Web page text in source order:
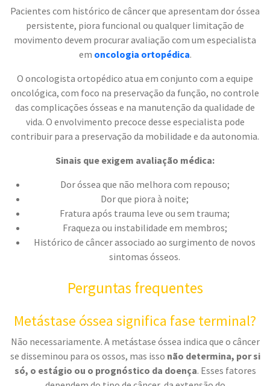
Pacientes com histórico de câncer que apresentam dor óssea
persistente, piora funcional ou qualquer limitação de
movimento devem procurar avaliação com um especialista
em oncologia ortopédica.
O oncologista ortopédico atua em conjunto com a equipe
oncológica, com foco na preservação da função, no controle
das complicações ósseas e na manutenção da qualidade de
vida. O envolvimento precoce desse especialista pode
contribuir para a preservação da mobilidade e da autonomia.
Sinais que exigem avaliação médica:
Dor óssea que não melhora com repouso;
Dor que piora à noite;
Fratura após trauma leve ou sem trauma;
Fraqueza ou instabilidade em membros;
Histórico de câncer associado ao surgimento de novos
sintomas ósseos.
Perguntas frequentes
Metástase óssea significa fase terminal?
Não necessariamente. A metástase óssea indica que o câncer
se disseminou para os ossos, mas isso não determina, por si
só, o estágio ou o prognóstico da doença. Esses fatores